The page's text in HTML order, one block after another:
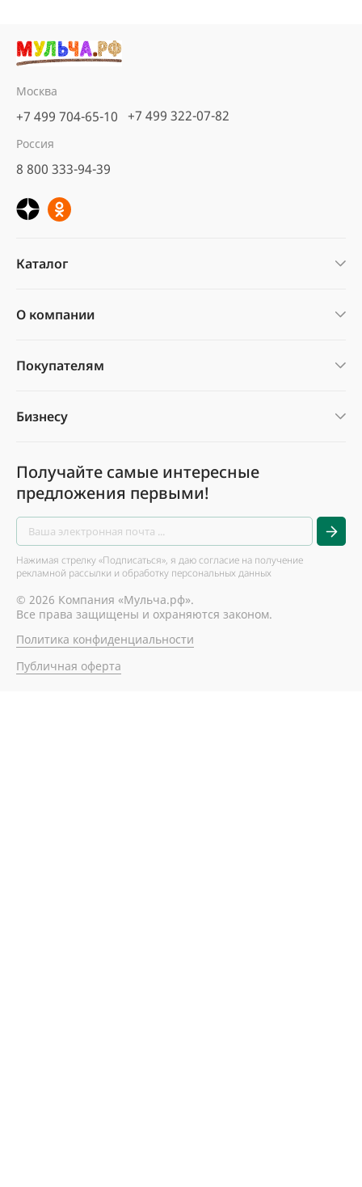
Москва
+7 499 704-65-10 +7 499 322-07-82
Россия
8 800 333-94-39
Каталог
О компании
Покупателям
Бизнесу
Получайте самые интересные
предложения первыми!
Нажимая стрелку «Подписаться», я даю согласие на получение
рекламной рассылки и обработку персональных данных
© 2026 Компания «Мульча.рф».
Все права защищены и охраняются законом.
Политика конфиденциальности
Публичная оферта